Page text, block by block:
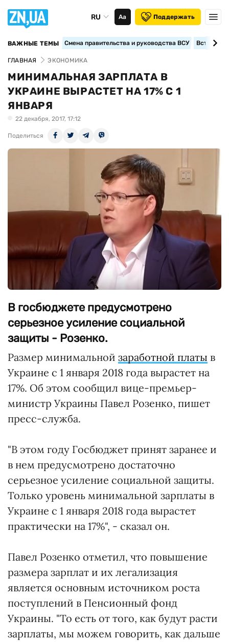
RU Аа Поддержать
ВАЖНЫЕ ТЕМЫ Смена правительства и руководства ВСУ
ГЛАВНАЯ ЭКОНОМИКА
МИНИМАЛЬНАЯ ЗАРПЛАТА В
УКРАИНЕ ВЫРАСТЕТ НА 17% С 1
ЯНВАРЯ
22 декабря, 2017, 17:12
Поделиться
В госбюджете предусмотрено
серьезное усиление социальной
защиты - Розенко.
Размер минимальной заработной платы в
Украине с 1 января 2018 года вырастет на
17%. Об этом сообщил вице-премьер-
министр Украины Павел Розенко, пишет
пресс-служба.
"В этом году Госбюджет принят заранее и
в нем предусмотрено достаточно
серьезное усиление социальной защиты.
Только уровень минимальной зарплаты в
Украине с 1 января 2018 года вырастет
практически на 17%", - сказал он.
Павел Розенко отметил, что повышение
размера зарплат и их легализация
является основным источником роста
поступлений в Пенсионный фонд
Украины. "То есть от того, как будут расти
зарплаты, мы можем говорить, как дальше